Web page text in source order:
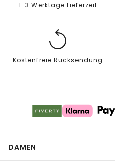
1-3 Werktage Lieferzeit
Kostenfreie Rücksendung
DAMEN